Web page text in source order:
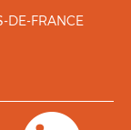
DE-FRANCE